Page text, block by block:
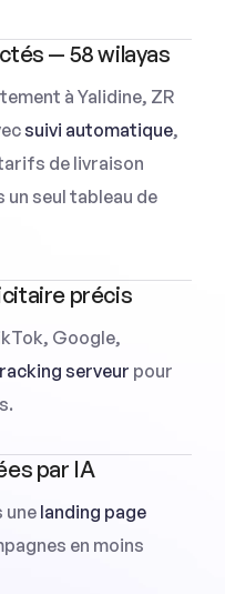
— 58 wilayas
à Yalidine, ZR
suivi automatique,
de livraison
seul tableau de
précis
Google,
serveur pour
par IA
une landing page
en moins